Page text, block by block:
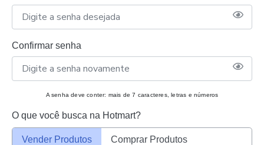
Confirmar senha
A senha deve conter: mais de 7 caracteres, letras e números
O que você busca na Hotmart?
Vender Produtos Comprar Produtos